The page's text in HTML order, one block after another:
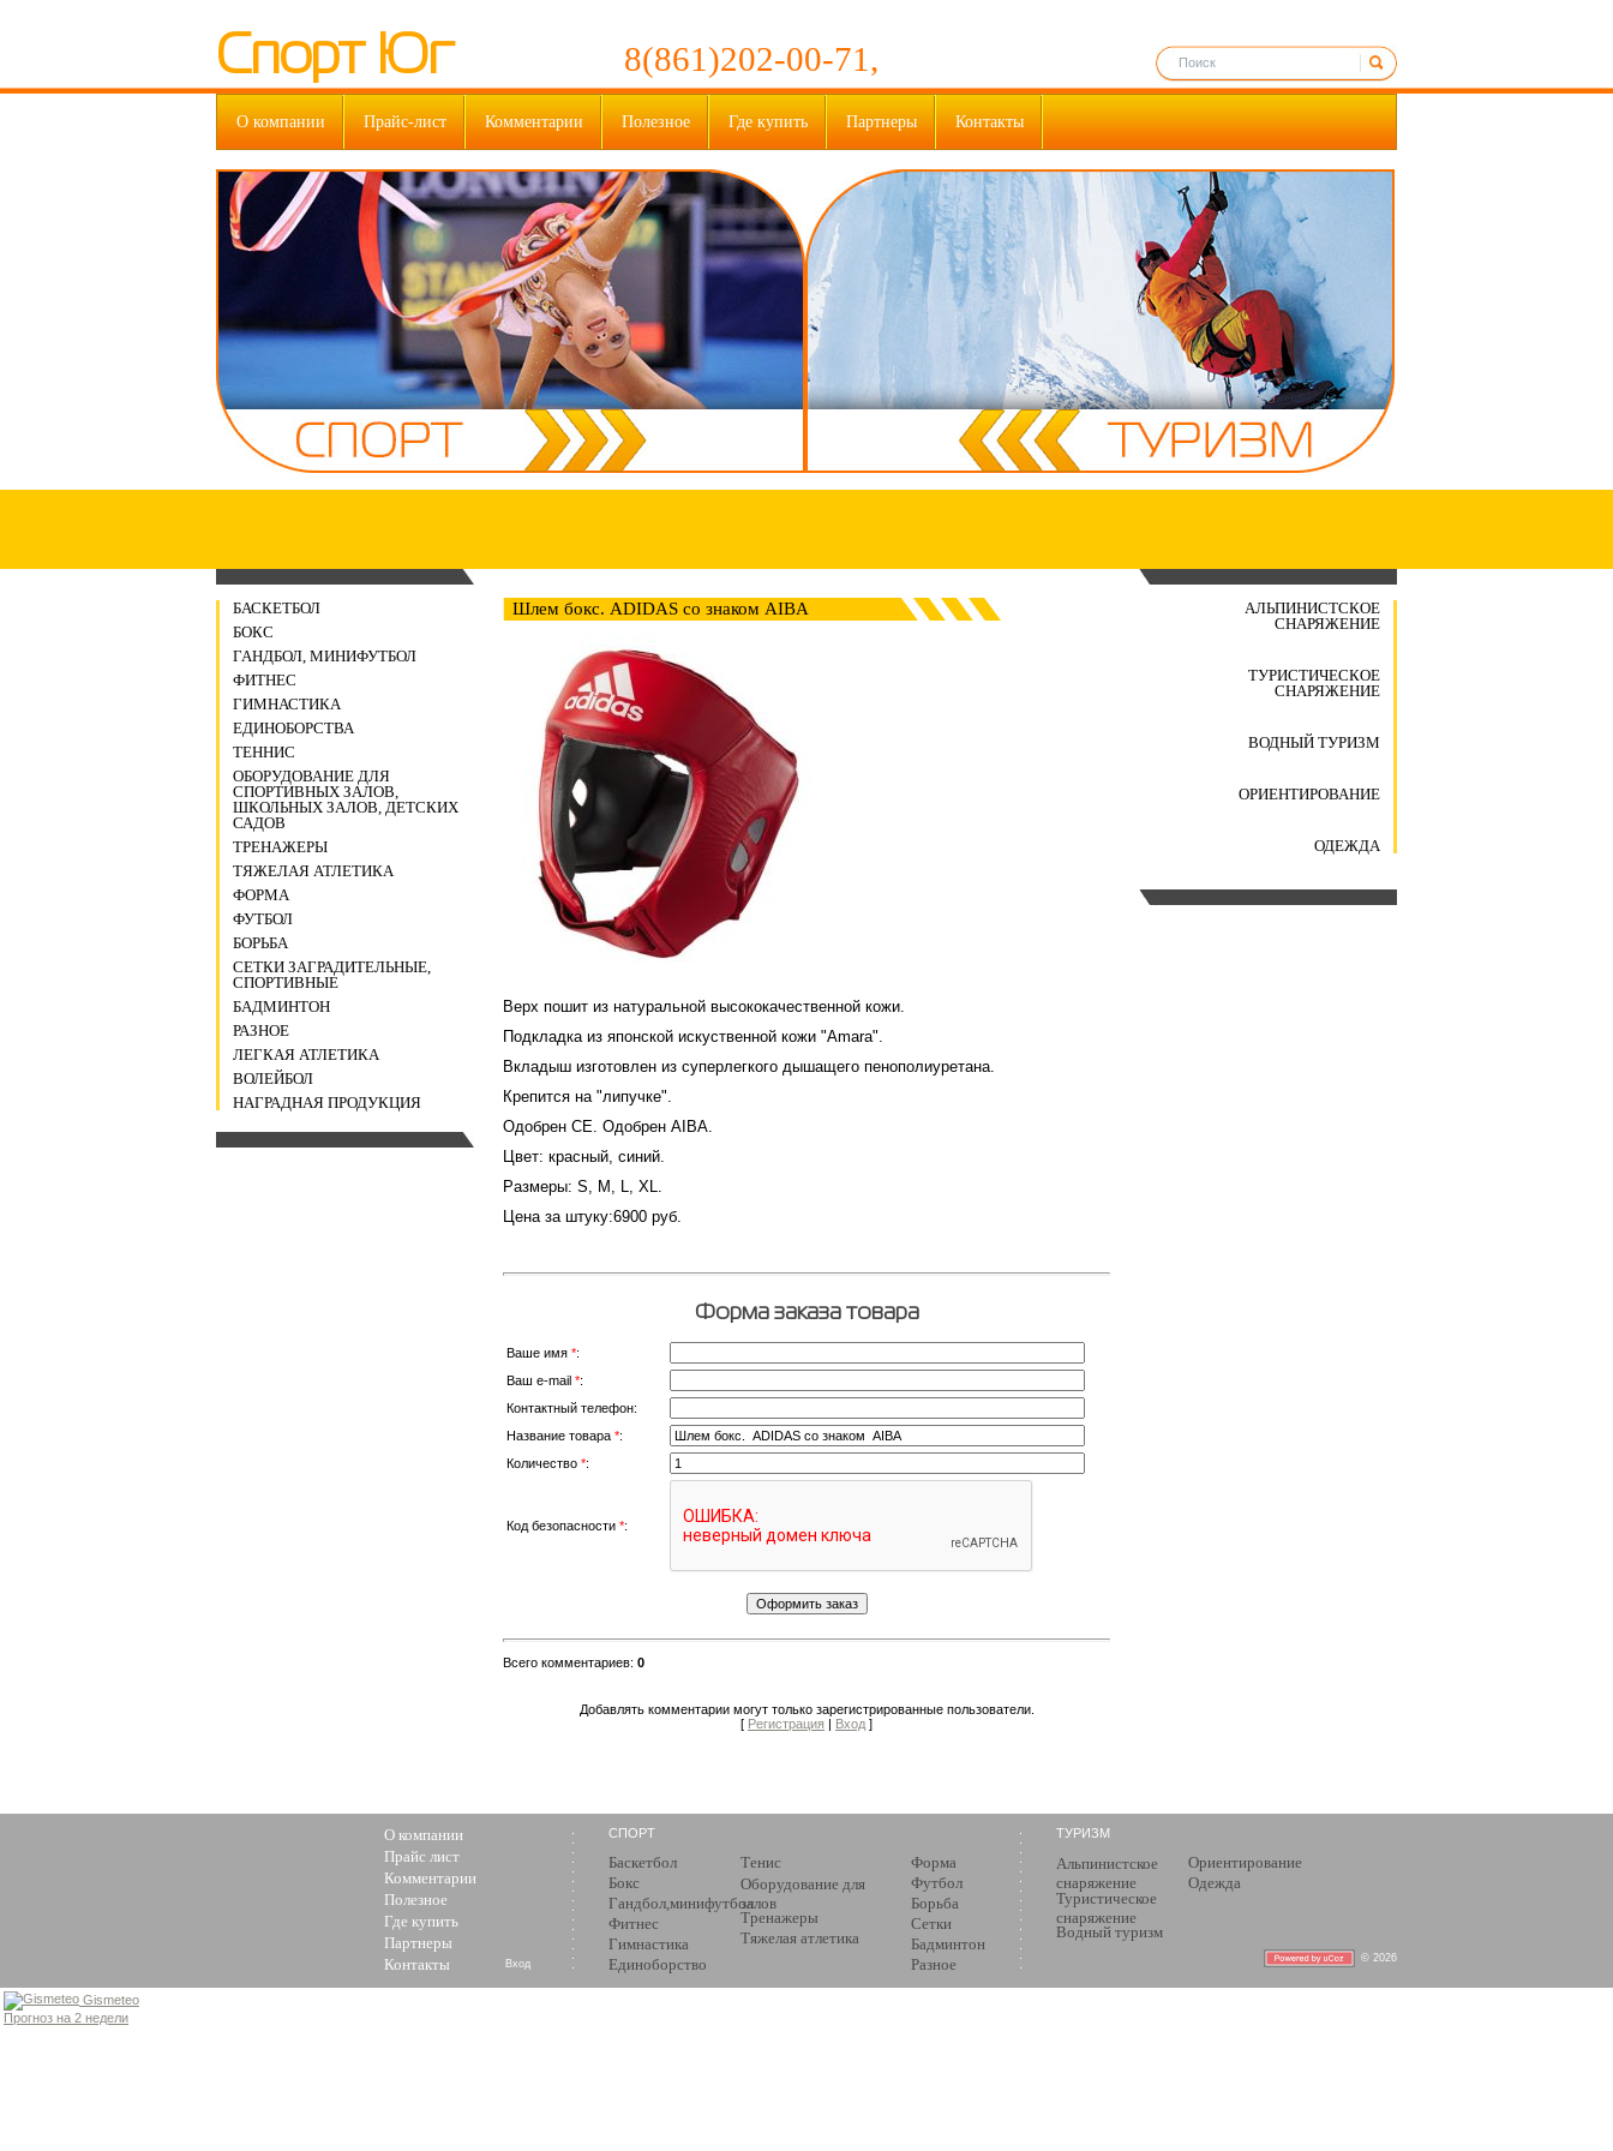
Спорт Юг 8(861)202-00-71,
О компании Прайс-лист Комментарии Полезное Где купить Партнеры Контакты
БАСКЕТБОЛ
БОКС
ГАНДБОЛ, МИНИФУТБОЛ
ФИТНЕС
ГИМНАСТИКА
ЕДИНОБОРСТВА
ТЕННИС
ОБОРУДОВАНИЕ ДЛЯ
СПОРТИВНЫХ ЗАЛОВ,
ШКОЛЬНЫХ ЗАЛОВ, ДЕТСКИХ
САДОВ
ТРЕНАЖЕРЫ
ТЯЖЕЛАЯ АТЛЕТИКА
ФОРМА
ФУТБОЛ
БОРЬБА
СЕТКИ ЗАГРАДИТЕЛЬНЫЕ,
СПОРТИВНЫЕ
БАДМИНТОН
РАЗНОЕ
ЛЕГКАЯ АТЛЕТИКА
ВОЛЕЙБОЛ
НАГРАДНАЯ ПРОДУКЦИЯ
АЛЬПИНИСТСКОЕ
СНАРЯЖЕНИЕ
ТУРИСТИЧЕСКОЕ
СНАРЯЖЕНИЕ
ВОДНЫЙ ТУРИЗМ
ОРИЕНТИРОВАНИЕ
ОДЕЖДА
Шлем бокс. ADIDAS со знаком AIBA
Верх пошит из натуральной высококачественной кожи.
Подкладка из японской искуственной кожи "Amara".
Вкладыш изготовлен из суперлегкого дышащего пенополиуретана.
Крепится на "липучке".
Одобрен СЕ. Одобрен AIBA.
Цвет: красный, синий.
Размеры: S, M, L, XL.
Цена за штуку:6900 руб.
Форма заказа товара
Ваше имя *:
Ваш e-mail *:
Контактный телефон:
Название товара *:
Количество *:
Код безопасности *:
Всего комментариев: 0
Добавлять комментарии могут только зарегистрированные пользователи.
[ Регистрация Вход ]
О компании
Прайс лист
Комментарии
Полезное
Где купить
Партнеры
Контакты
СПОРТ
Баскетбол
Бокс
Гандбол,минифутбол
Фитнес
Гимнастика
Единоборство
Тенис
Оборудование для
залов
Тренажеры
Тяжелая атлетика
Форма
Футбол
Борьба
Сетки
Бадминтон
Разное
ТУРИЗМ
Альпинистское
снаряжение
Туристическое
снаряжение
Водный туризм
Ориентирование
Одежда
Вход © 2026
Gismeteo
Прогноз на 2 недели